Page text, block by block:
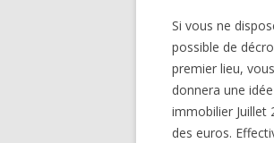
Si vous ne
possible de
premier lieu,
donnera une
immobilier Juillet
des euros.